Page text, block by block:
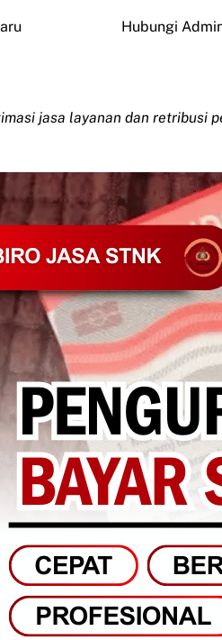
Hubungi
jasa layanan dan retribusi